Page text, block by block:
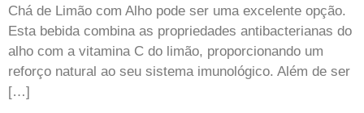
Chá de Limão com Alho pode ser uma excelente opção.
Esta bebida combina as propriedades antibacterianas do
alho com a vitamina C do limão, proporcionando um
reforço natural ao seu sistema imunológico. Além de ser
[…]